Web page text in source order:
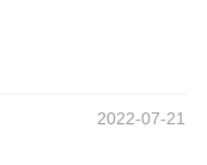
2022-07-21